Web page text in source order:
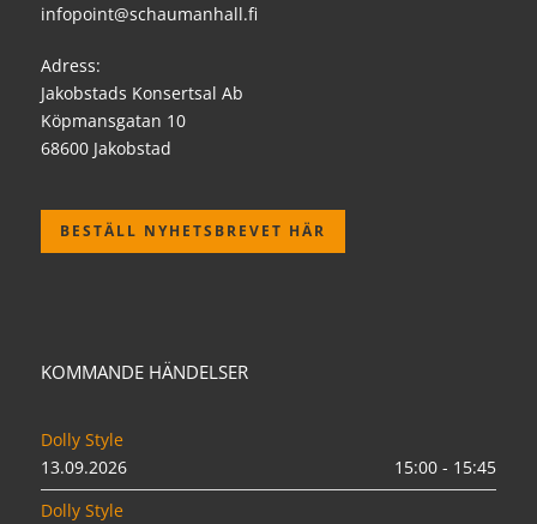
infopoint@schaumanhall.fi
Adress:
Jakobstads Konsertsal Ab
Köpmansgatan 10
68600 Jakobstad
BESTÄLL NYHETSBREVET HÄR
KOMMANDE HÄNDELSER
Dolly Style
13.09.2026
15:00 - 15:45
Dolly Style